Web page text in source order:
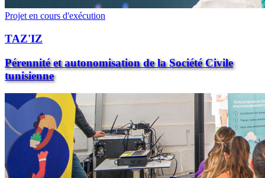
Projet en cours d'exécution
TAZ'IZ
Pérennité et autonomisation de la Société Civile
tunisienne